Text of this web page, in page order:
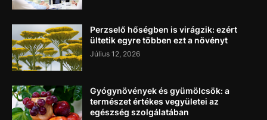
Perzselő hőségben is virágzik: ezért
ültetik egyre többen ezt a növényt
Július 12, 2026
Gyógynövények és gyümölcsök: a
természet értékes vegyületei az
egészség szolgálatában